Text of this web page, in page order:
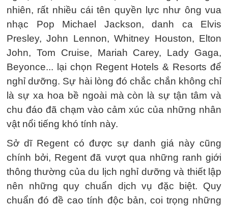
nhiên, rất nhiều cái tên quyền lực như ông vua
nhạc Pop Michael Jackson, danh ca Elvis
Presley, John Lennon, Whitney Houston, Elton
John, Tom Cruise, Mariah Carey, Lady Gaga,
Beyonce... lại chọn Regent Hotels & Resorts để
nghỉ dưỡng. Sự hài lòng đó chắc chắn không chỉ
là sự xa hoa bề ngoài mà còn là sự tận tâm và
chu đáo đã chạm vào cảm xúc của những nhân
vật nổi tiếng khó tính này.
Sở dĩ Regent có được sự danh giá này cũng
chính bởi, Regent đã vượt qua những ranh giới
thông thường của du lịch nghỉ dưỡng và thiết lập
nên những quy chuẩn dịch vụ đặc biệt. Quy
chuẩn đó đề cao tính độc bản, coi trọng những